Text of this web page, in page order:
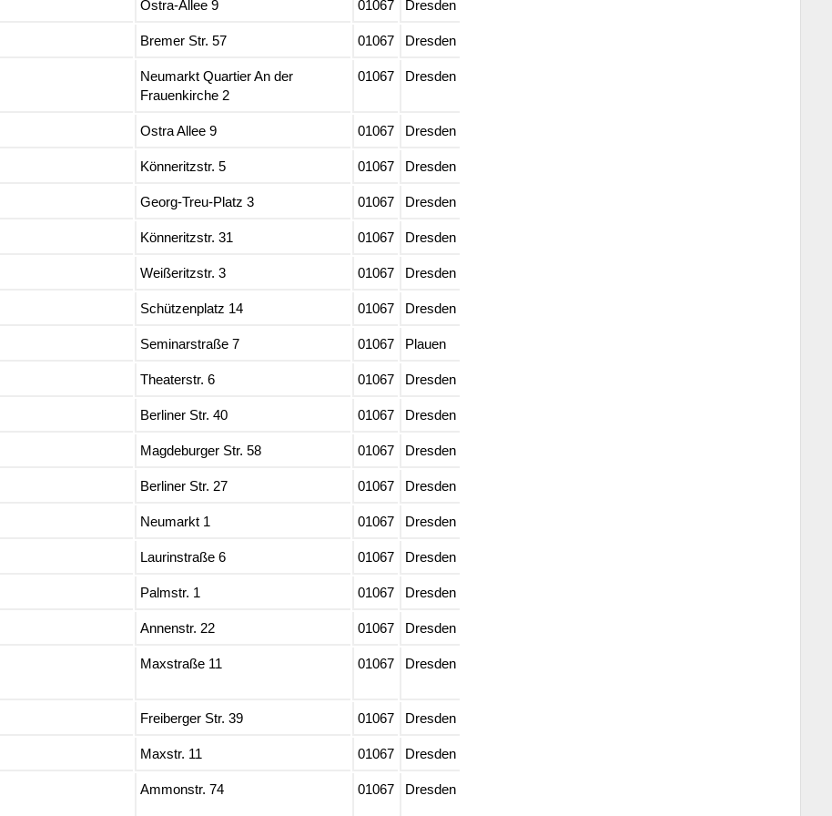
Ostra-Allee 9 01067 Dresden
Bremer Str. 57 01067 Dresden
Neumarkt Quartier An der
Frauenkirche 2
01067 Dresden
Ostra Allee 9 01067 Dresden
Könneritzstr. 5 01067 Dresden
Georg-Treu-Platz 3 01067 Dresden
Könneritzstr. 31 01067 Dresden
Weißeritzstr. 3 01067 Dresden
Schützenplatz 14 01067 Dresden
Seminarstraße 7 01067 Plauen
Theaterstr. 6 01067 Dresden
Berliner Str. 40 01067 Dresden
Magdeburger Str. 58 01067 Dresden
Berliner Str. 27 01067 Dresden
Neumarkt 1 01067 Dresden
Laurinstraße 6 01067 Dresden
Palmstr. 1 01067 Dresden
Annenstr. 22 01067 Dresden
Maxstraße 11 01067 Dresden
Freiberger Str. 39 01067 Dresden
Maxstr. 11 01067 Dresden
Ammonstr. 74 01067 Dresden